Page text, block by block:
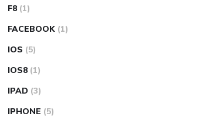
F8 (1)
FACEBOOK (1)
IOS (5)
IOS8 (1)
IPAD (3)
IPHONE (5)